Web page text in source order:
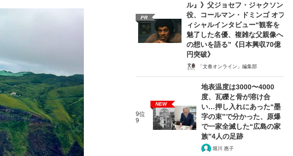
PR
ル』》父ジョセフ・ジャクソン
役、コールマン・ドミンゴ オフ
ィシャルインタビュー“観客を
魅了した名優、複雑な父親像へ
の想いを語る”《日本興収70億
円突破》
「文春オンライン」編集部
9位
9
NEW
地表温度は3000〜4000
度、瓦礫と骨が溶け合
い…押し入れにあった“墨
字の束”で分かった、原爆
で一家全滅した“広島の家
族”4人の足跡
堀川 惠子